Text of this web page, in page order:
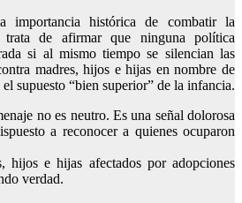
histórica de combatir la
de afirmar que ninguna política
si al mismo tiempo se silencian las
madres, hijos e hijas en nombre de
supuesto “bien superior” de la infancia.
no es neutro. Es una señal dolorosa
a reconocer a quienes ocuparon
hijos e hijas afectados por adopciones
verdad.